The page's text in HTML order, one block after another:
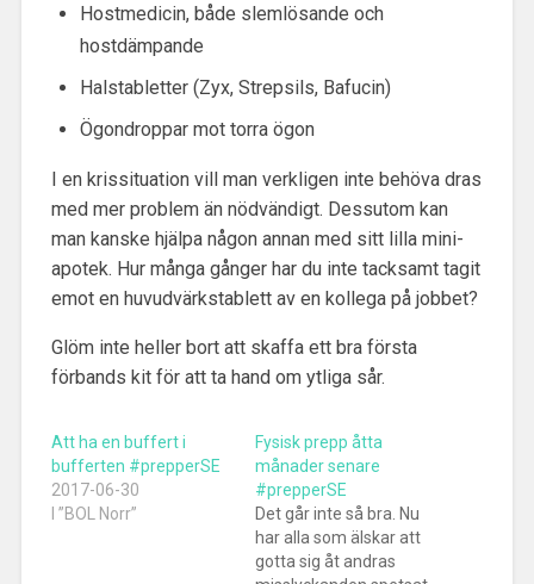
Hostmedicin, både slemlösande och
hostdämpande
Halstabletter (Zyx, Strepsils, Bafucin)
Ögondroppar mot torra ögon
I en krissituation vill man verkligen inte behöva dras
med mer problem än nödvändigt. Dessutom kan
man kanske hjälpa någon annan med sitt lilla mini-
apotek. Hur många gånger har du inte tacksamt tagit
emot en huvudvärkstablett av en kollega på jobbet?
Glöm inte heller bort att skaffa ett bra första
förbands kit för att ta hand om ytliga sår.
Att ha en buffert i
bufferten #prepperSE
2017-06-30
I ”BOL Norr”
Fysisk prepp åtta
månader senare
#prepperSE
Det går inte så bra. Nu
har alla som älskar att
gotta sig åt andras